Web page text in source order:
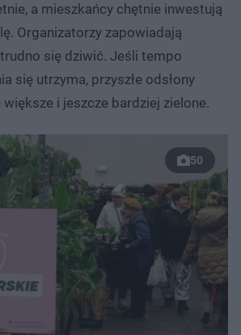
a mieszkańcy chętnie inwestują
Organizatorzy zapowiadają
się dziwić. Jeśli tempo
się utrzyma, przyszłe odsłony
i jeszcze bardziej zielone.
50